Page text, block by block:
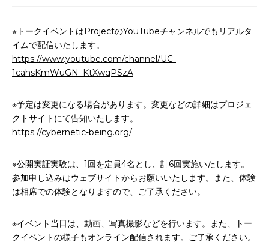
※トークイベントはProjectのYouTubeチャンネルでもリアルタ
イムで配信いたします。
https://www.youtube.com/channel/UC-
1cahsKmWuGN_KtXwqPSzA
※予定は変更になる場合があります。変更などの詳細はプロジェ
クトサイトにて告知いたします。
https://cybernetic-being.org/
※公開実証実験は、1回を定員4名とし、計6回実施いたします。
参加申し込みはウェブサイトからお願いいたします。また、体験
は相席での体験となりますので、ご了承ください。
※イベント当日は、動画、写真撮影などを行います。また、トー
クイベントの様子もオンライン配信されます。ご了承ください。